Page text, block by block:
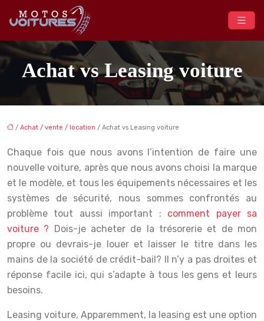
Achat vs Leasing voiture
/ Achat / vente / location / Achat vs Leasing voiture
Chaque fois que nous avons l’intention de faire une
nouvelle voiture, après que nous avons choisi la marque
et le modèle, et tous les équipements nécessaires et les
systèmes de sécurité, nous sommes confrontés au
problème tout aussi important : comment payer sa
voiture ? Dois-je acheter de la trésorerie et de mon
propre ou devrais-je louer et laisser le titre dans les
mains de la société de crédit-bail? Il n’y a pas droites et
réponse facile ici, qui s’adapte à tous les gens et leurs
besoins.
Leasing voiture, Apparemment, la leasing est une option